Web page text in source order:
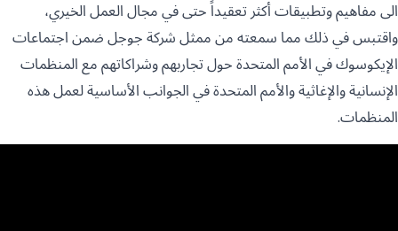
الى مفاهيم وتطبيقات أكثر تعقيداً حتى في مجال العمل الخيري،
واقتبس في ذلك مما سمعته من ممثل شركة جوجل ضمن اجتماعات
الإيكوسوك في الأمم المتحدة حول تجاربهم وشراكاتهم مع المنظمات
الإنسانية والإغاثية والأمم المتحدة في الجوانب الأساسية لعمل هذه
المنظمات.